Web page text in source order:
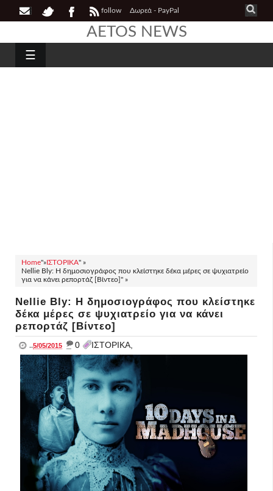
follow Δωρεά - PayPal
AETOS NEWS
☰
Home"»ΙΣΤΟΡΙΚΑ" »
Nellie Bly: Η δημοσιογράφος που κλείστηκε δέκα μέρες σε ψυχιατρείο
για να κάνει ρεπορτάζ [Βίντεο]" »
Nellie Bly: Η δημοσιογράφος που κλείστηκε
δέκα μέρες σε ψυχιατρείο για να κάνει
ρεπορτάζ [Βίντεο]
..5/05/2015 _ 0 ΙΣΤΟΡΙΚΑ,